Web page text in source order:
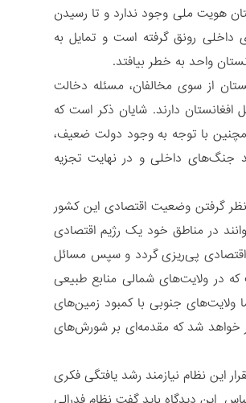
هویت ملی وجود ندارد و تا رسیدن
داخلی رونق گرفته است و تمایل به
واحد به خطر بیافتد.
از سوی مخالفان، مسئله دخالت
دارند. شایان ذکر است که
با توجه به وجود دولت ضعیف،
جنگ‌های داخلی و در نهایت تجزیه
نظر گرفتن وضعیت اقتصادی این کشور
در مناطق خود یک رژیم اقتصادی
اقتصادی پی‌ریزی گردد و سپس مسائل
در ولایت‌های شمالی منابع طبیعی
ولایت‌های جنوبی با کمبود زمین‌های
خواهد شد که مقدمه‌ای بر شورش‌های
این نظام نیازمند رشد یافتگی فکری